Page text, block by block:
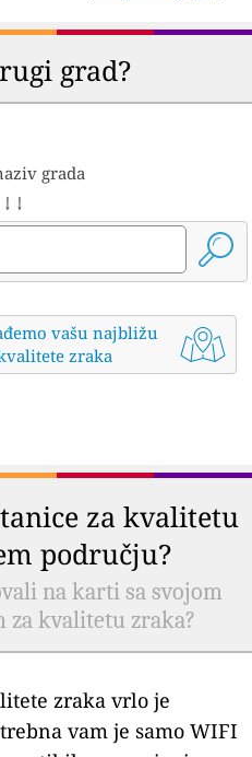
grad?
grada
↓
vašu najbližu
zraka
za kvalitetu
području?
na karti sa svojom
za kvalitetu zraka?
zraka vrlo je
vam je samo WIFI